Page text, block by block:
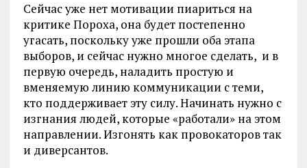
Сейчас уже нет мотивации пиариться на
критике Пороха, она будет постепенно
угасать, поскольку уже прошли оба этапа
выборов, и сейчас нужно многое сделать, и в
первую очередь, наладить простую и
вменяемую линию коммуникации с теми,
кто поддерживает эту силу. Начинать нужно с
изгнания людей, которые «работали» на этом
направлении. Изгонять как провокаторов так
и диверсантов.